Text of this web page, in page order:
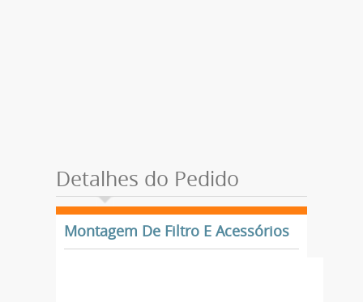
Detalhes do Pedido
Montagem De Filtro E Acessórios